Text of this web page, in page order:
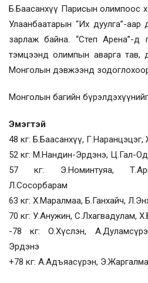
Б.Баасанхүү Парисын олимпоос
Улаанбаатарын “Их дуулга”-
зарлаж байна. “Степ Арена”-д
тэмцээнд олимпын аварга тав,
Монголын дэвжээнд
Монголын багийн
Эмэгтэй
48 кг: Б.Баасанхүү,
52 кг: М.Нандин-Эрдэнэ, Ц.Гал-
57 кг: Э.Номинтуяа,
Л.Сосорбарам
63 кг: Х.Маралмаа, Б.Ганхайч,
70 кг: У.Анужин, С.Лхагвадулам,
-78 кг: О.Хүслэн,
Эрдэнэ
+78 кг: А.Адъяасүрэн,